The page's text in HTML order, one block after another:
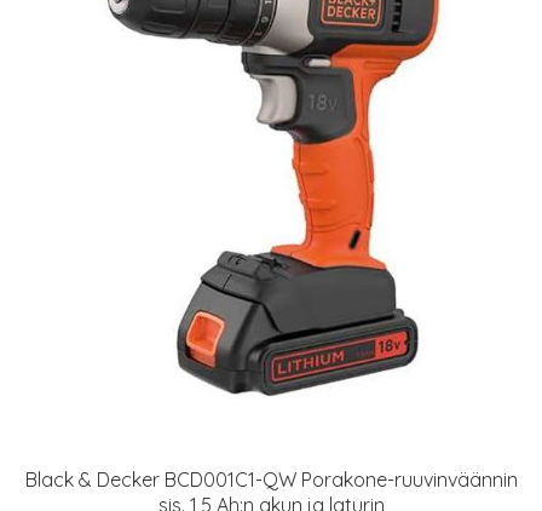
Black & Decker BCD001C1-QW Porakone-ruuvinväännin
sis. 1,5 Ah:n akun ja laturin